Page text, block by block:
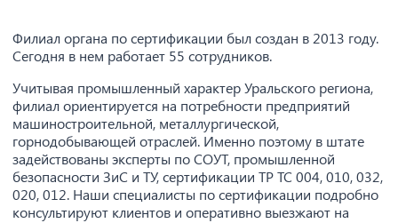
Филиал органа по сертификации был создан в 2013 году.
Сегодня в нем работает 55 сотрудников.
Учитывая промышленный характер Уральского региона,
филиал ориентируется на потребности предприятий
машиностроительной, металлургической,
горнодобывающей отраслей. Именно поэтому в штате
задействованы эксперты по СОУТ, промышленной
безопасности ЗиС и ТУ, сертификации ТР ТС 004, 010, 032,
020, 012. Наши специалисты по сертификации подробно
консультируют клиентов и оперативно выезжают на